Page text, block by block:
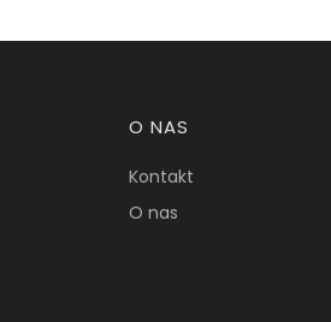
O NAS
Kontakt
O nas